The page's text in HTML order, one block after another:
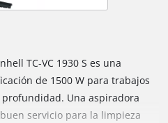
TC-VC 1930 S es una
de 1500 W para trabajos
Una aspiradora
servicio para la limpieza